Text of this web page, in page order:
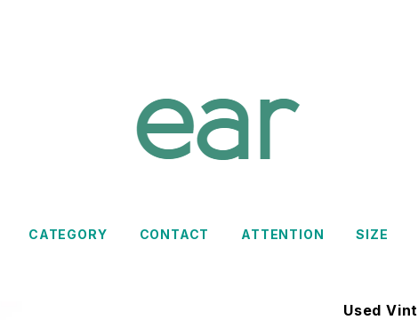
CATEGORY CONTACT ATTENTION SIZE
Used